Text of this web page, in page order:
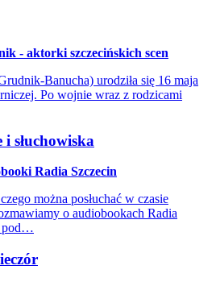
- aktorki szczecińskich scen
Banucha) urodziła się 16 maja
Po wojnie wraz z rodzicami
słuchowiska
Radia Szczecin
można posłuchać w czasie
o audiobookach Radia
pod…